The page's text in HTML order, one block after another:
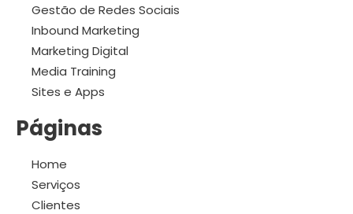
Gestão de Redes Sociais
Inbound Marketing
Marketing Digital
Media Training
Sites e Apps
Páginas
Home
Serviços
Clientes